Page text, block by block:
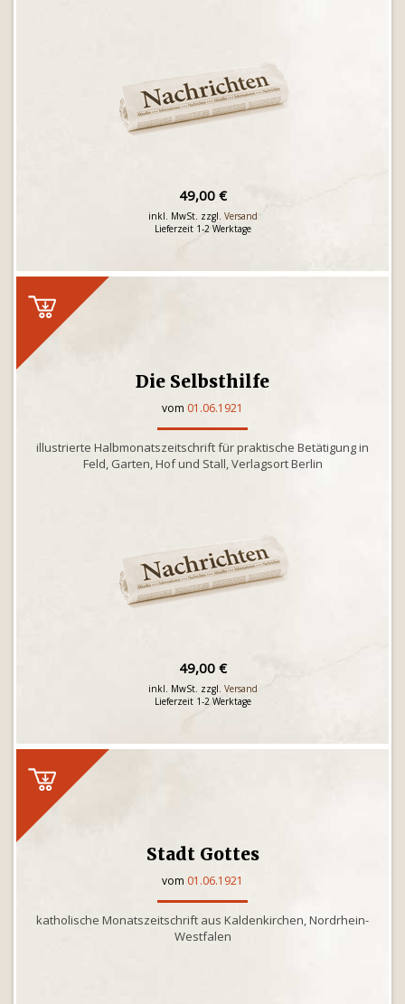
49,00 €
inkl. MwSt. zzgl. Versand
Lieferzeit 1-2 Werktage
Die Selbsthilfe
vom 01.06.1921
illustrierte Halbmonatszeitschrift für praktische Betätigung in
Feld, Garten, Hof und Stall, Verlagsort Berlin
49,00 €
inkl. MwSt. zzgl. Versand
Lieferzeit 1-2 Werktage
Stadt Gottes
vom 01.06.1921
katholische Monatszeitschrift aus Kaldenkirchen, Nordrhein-
Westfalen